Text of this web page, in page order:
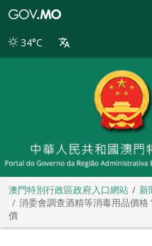
別
34°C
澳門特別行政區政府入口網站
新
消委會調查酒精等消毒用品價格
價